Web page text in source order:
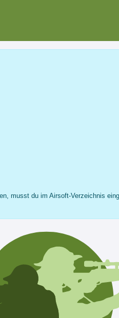
musst du im Airsoft-Verzeichnis